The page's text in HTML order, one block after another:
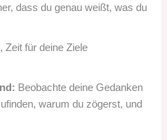
dass du genau weißt, was du
Zeit für deine Ziele
Beobachte deine Gedanken
warum du zögerst, und